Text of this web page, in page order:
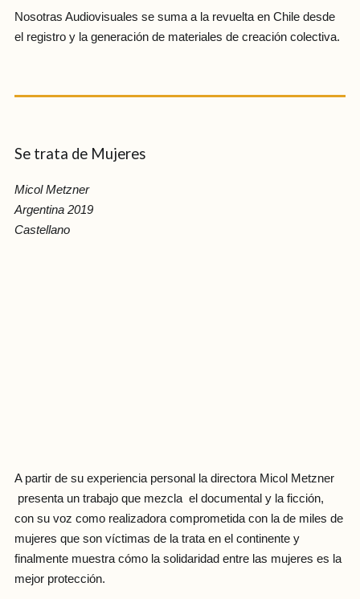
Nosotras Audiovisuales se suma a la revuelta en Chile desde
el registro y la generación de materiales de creación colectiva.
Se trata de Mujeres
Micol Metzner
Argentina 2019
Castellano
A partir de su experiencia personal la directora Micol Metzner
presenta un trabajo que mezcla el documental y la ficción,
con su voz como realizadora comprometida con la de miles de
mujeres que son víctimas de la trata en el continente y
finalmente muestra cómo la solidaridad entre las mujeres es la
mejor protección.